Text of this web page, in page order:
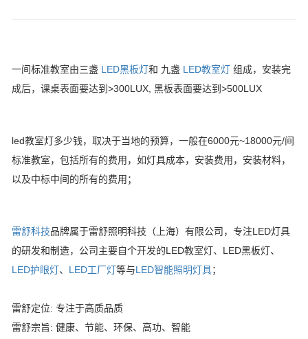
一间标准教室由三盏 LED黑板灯和 九盏 LED教室灯 组成，安装完
成后，课桌表面要达到>300LUX, 黑板表面要达到>500LUX
led教室灯多少钱，取决于当地的预算，一般在6000元~18000元/间
标准教室，包括所有的费用，如灯具成本，安装费用，安装材料，
以及中标中间的所有的费用；
雷舒科技品牌属于雷舒照明科技（上海）有限公司，专注LED灯具
的研发和制造，公司主要自个开发的LED教室灯、LED黑板灯、
LED护眼灯、 LED工厂灯等与LED智能照明灯具；
雷舒定位: 专注于高质品质
雷舒宗旨: 健康、节能、环保、高功、智能